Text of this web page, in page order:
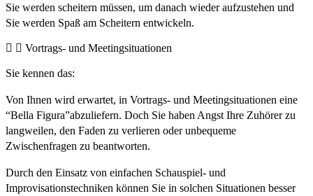
Sie werden scheitern müssen, um danach wieder aufzustehen und
Sie werden Spaß am Scheitern entwickeln.
Vortrags- und Meetingsituationen
Sie kennen das:
Von Ihnen wird erwartet, in Vortrags- und Meetingsituationen eine
“Bella Figura”abzuliefern. Doch Sie haben Angst Ihre Zuhörer zu
langweilen, den Faden zu verlieren oder unbequeme
Zwischenfragen zu beantworten.
Durch den Einsatz von einfachen Schauspiel- und
Improvisationstechniken können Sie in solchen Situationen besser